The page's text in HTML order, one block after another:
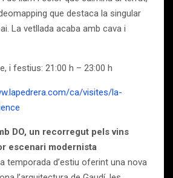
que destaca la singular
La vetllada acaba amb cava i
i festius: 21:00 h – 23:00 h
ca/visites/la-
DO, un recorregut pels vins
escenari modernista
temporada d’estiu oferint una nova